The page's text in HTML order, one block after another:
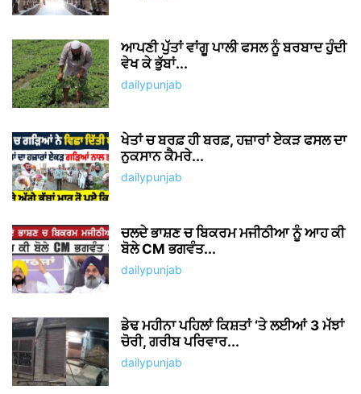
ਆਪਣੀ ਪੁੱਤਾਂ ਵਾਂਗੂ ਪਾਲੀ ਫਸਲ ਨੂੰ ਬਰਬਾਦ ਹੁੰਦੀ
ਵੇਖ ਕੇ ਭੁੱਬਾਂ...
dailypunjab
ਖੇਤਾਂ ਚ ਬਰਫ਼ ਹੀ ਬਰਫ਼, ਹਜ਼ਾਰਾਂ ਏਕੜ ਫਸਲ ਦਾ
ਨੁਕਸਾਨ ਕੈਮਰੇ...
dailypunjab
ਚਲਦੇ ਭਾਸ਼ਣ ਚ ਬਿਕਰਮ ਮਜੀਠੀਆ ਨੂੰ ਆਹ ਕੀ
ਬੋਲੇ CM ਭਗਵੰਤ...
dailypunjab
ਡੇਢ ਮਹੀਨਾ ਪਹਿਲਾਂ ਕਿਸ਼ਤਾਂ ‘ਤੇ ਲਈਆਂ 3 ਮੱਝਾਂ
ਚੋਰੀ, ਗਰੀਬ ਪਰਿਵਾਰ...
dailypunjab